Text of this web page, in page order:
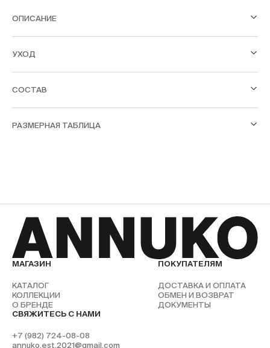
ОПИСАНИЕ
УХОД
СОСТАВ
РАЗМЕРНАЯ ТАБЛИЦА
МАГАЗИН
КАТАЛОГ
КОЛЛЕКЦИИ
О БРЕНДЕ
ПОКУПАТЕЛЯМ
ДОСТАВКА И ОПЛАТА
ОБМЕН И ВОЗВРАТ
ДОКУМЕНТЫ
СВЯЖИТЕСЬ С НАМИ
+7 (982) 724-08-08
annuko.est.2021@gmail.com